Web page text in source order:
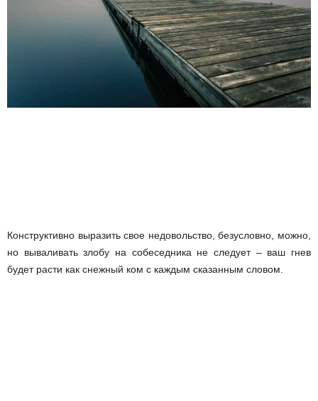
Конструктивно выразить свое недовольство, безусловно, можно,
но вываливать злобу на собеседника не следует – ваш гнев
будет расти как снежный ком с каждым сказанным словом.